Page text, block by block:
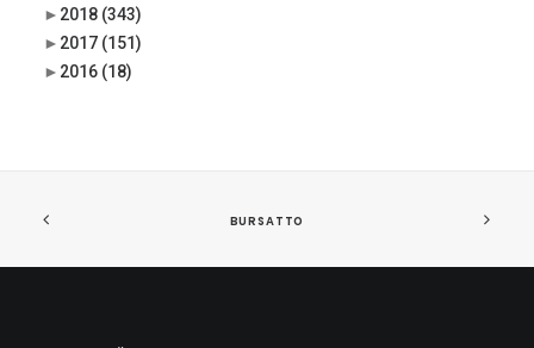
► 2018 (343)
► 2017 (151)
► 2016 (18)
BURSATTO